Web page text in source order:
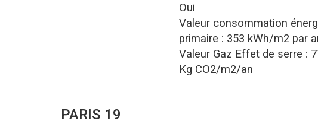
Oui
Valeur consommation
primaire : 353 kWh/m2 par
Valeur Gaz Effet de serre :
Kg CO2/m2/an
PARIS 19